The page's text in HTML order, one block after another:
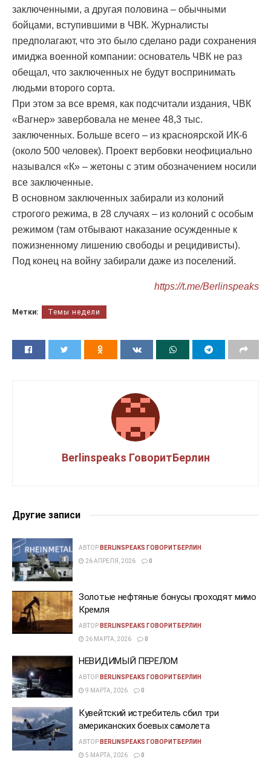
заключенными, а другая половина – обычными
бойцами, вступившими в ЧВК. Журналисты
предполагают, что это было сделано ради сохранения
имиджа военной компании: основатель ЧВК не раз
обещал, что заключенных не будут воспринимать
людьми второго сорта.
При этом за все время, как подсчитали издания, ЧВК
«Вагнер» завербовала не менее 48,3 тыс.
заключенных. Больше всего – из красноярской ИК-6
(около 500 человек). Проект вербовки неофициально
назывался «К» – жетоны с этим обозначением носили
все заключенные.
В основном заключенных забирали из колоний
строгого режима, в 28 случаях – из колоний с особым
режимом (там отбывают наказание осужденные к
пожизненному лишению свободы и рецидивисты).
Под конец на войну забирали даже из поселений.
https://t.me/Berlinspeaks
Метки: Темы недели
Berlinspeaks ГоворитБерлин
Другие записи
АВТОР BERLINSPEAKS ГОВОРИТБЕРЛИН
26 АПРЕЛЯ, 2026
0
Золотые нефтяные бонусы проходят мимо
Кремля
АВТОР BERLINSPEAKS ГОВОРИТБЕРЛИН
26 МАРТА, 2026
0
НЕВИДИМЫЙ ПЕРЕЛОМ
АВТОР BERLINSPEAKS ГОВОРИТБЕРЛИН
9 МАРТА, 2026
0
Кувейтский истребитель сбил три
американских боевых самолета
АВТОР BERLINSPEAKS ГОВОРИТБЕРЛИН
5 МАРТА, 2026
0